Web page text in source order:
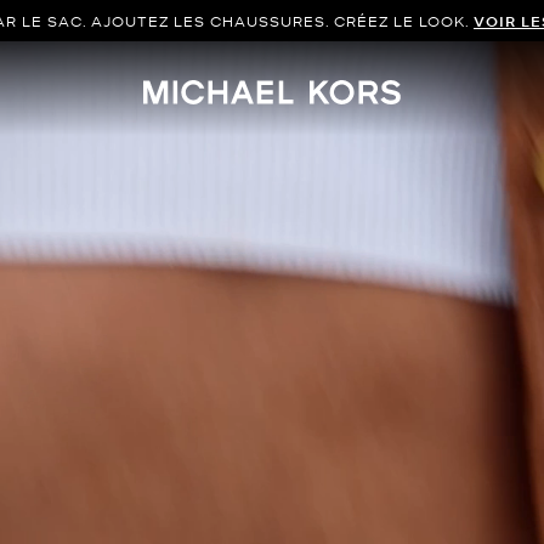
EN COURS.ÉCONOMISEZ JUSQU’À 60 % SUR LES MODÈLES